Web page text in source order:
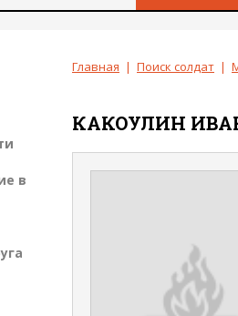
Главная | Поиск солдат |
КАКОУЛИН
в